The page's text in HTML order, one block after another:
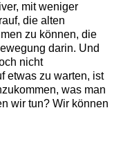
mit weniger
die alten
zu können, die
darin. Und
nicht
etwas zu warten, ist
was man
wir tun? Wir können